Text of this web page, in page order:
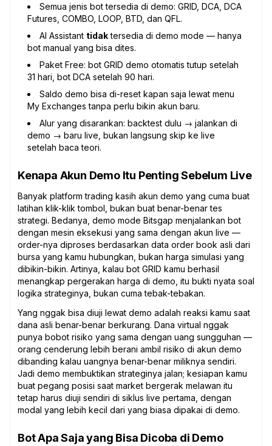
Semua jenis bot tersedia di demo: GRID, DCA, DCA
Futures, COMBO, LOOP, BTD, dan QFL.
AI Assistant tidaktersedia di demo mode — hanya
bot manual yang bisa dites.
Paket Free: bot GRID demo otomatis tutup setelah
31 hari, bot DCA setelah 90 hari.
Saldo demo bisa di-reset kapan saja lewat menu
My Exchanges tanpa perlu bikin akun baru.
Alur yang disarankan: backtest dulu → jalankan di
demo → baru live, bukan langsung skip ke live
setelah baca teori.
Kenapa Akun Demo Itu Penting Sebelum Live
Banyak platform trading kasih akun demo yang cuma buat
latihan klik-klik tombol, bukan buat benar-benar tes
strategi. Bedanya, demo mode Bitsgap menjalankan bot
dengan mesin eksekusi yang sama dengan akun live —
order-nya diproses berdasarkan data order book asli dari
bursa yang kamu hubungkan, bukan harga simulasi yang
dibikin-bikin. Artinya, kalau bot GRID kamu berhasil
menangkap pergerakan harga di demo, itu bukti nyata soal
logika strateginya, bukan cuma tebak-tebakan.
Yang nggak bisa diuji lewat demo adalah reaksi kamu saat
dana asli benar-benar berkurang. Dana virtual nggak
punya bobot risiko yang sama dengan uang sungguhan —
orang cenderung lebih berani ambil risiko di akun demo
dibanding kalau uangnya benar-benar miliknya sendiri.
Jadi demo membuktikan strateginya jalan; kesiapan kamu
buat pegang posisi saat market bergerak melawan itu
tetap harus diuji sendiri di siklus live pertama, dengan
modal yang lebih kecil dari yang biasa dipakai di demo.
Bot Apa Saja yang Bisa Dicoba di Demo